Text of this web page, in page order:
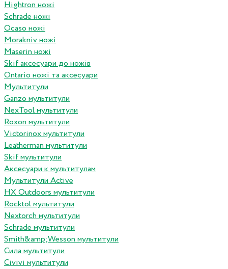
Hightron ножі
Schrade ножі
Ocaso ножі
Morakniv ножі
Maserin ножі
Skif аксесуари до ножів
Ontario ножі та аксесуари
Мультитули
Ganzo мультитули
NexTool мультитули
Roxon мультитули
Victorinox мультитули
Leatherman мультитули
Skif мультитули
Аксесуари к мультитулам
Мультитули Active
HX Outdoors мультитули
Rocktol мультитули
Nextorch мультитули
Schrade мультитули
Smith&amp;Wesson мультитули
Сила мультитули
Civivi мультитули